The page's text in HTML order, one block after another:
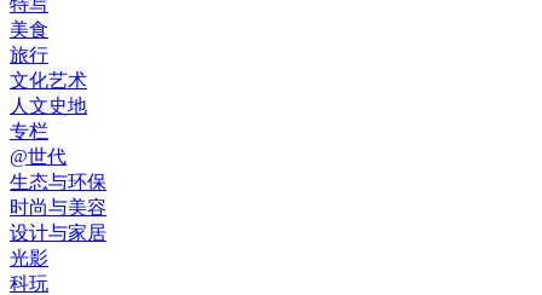
特写
美食
旅行
文化艺术
人文史地
专栏
@世代
生态与环保
时尚与美容
设计与家居
光影
科玩